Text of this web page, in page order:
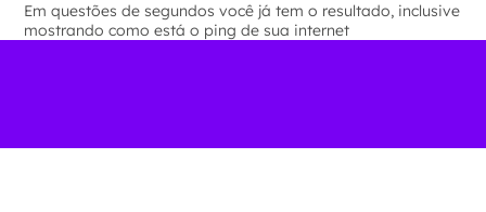
Em questões de segundos você já tem o resultado, inclusive
mostrando como está o ping de sua internet